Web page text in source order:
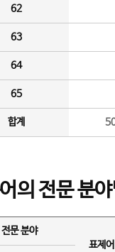
62
63
64
65
합계
의 전문 분
전문 분야
표제